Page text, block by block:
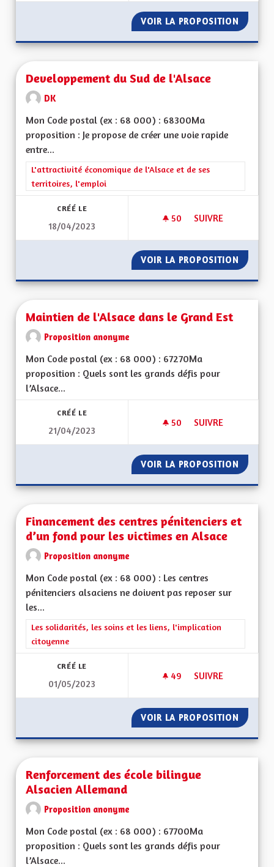
VOIR LA PROPOSITION
Developpement du Sud de l'Alsace
DK
Mon Code postal (ex : 68 000) : 68300Ma
proposition : Je propose de créer une voie rapide
entre...
Filtrer les résultats de la catégorie : L'attractivité
L'attractivité économique de l'Alsace et de ses
territoires, l'emploi
CRÉÉ LE
18/04/2023
50 50 ABONNÉS
SUIVRE
VOIR LA PROPOSITION
Maintien de l'Alsace dans le Grand Est
Proposition anonyme
Mon Code postal (ex : 68 000) : 67270Ma
proposition : Quels sont les grands défis pour
l’Alsace...
CRÉÉ LE
21/04/2023
50 50 ABONNÉS
SUIVRE
VOIR LA PROPOSITION
Financement des centres pénitenciers et
d’un fond pour les victimes en Alsace
Proposition anonyme
Mon Code postal (ex : 68 000) : Les centres
pénitenciers alsaciens ne doivent pas reposer sur
les...
Filtrer les résultats de la catégorie : Les solidarités, les soins
Les solidarités, les soins et les liens, l'implication
citoyenne
CRÉÉ LE
01/05/2023
49 49 ABONNÉS
SUIVRE
VOIR LA PROPOSITION
Renforcement des école bilingue
Alsacien Allemand
Proposition anonyme
Mon Code postal (ex : 68 000) : 67700Ma
proposition : Quels sont les grands défis pour
l’Alsace...